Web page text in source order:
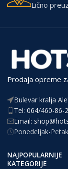
Lično
Prodaja opreme
Bulevar kralja
Tel: 064/460-86-
Email:
Ponedeljak-
NAJPOPULARNIJE
KATEGORIJE